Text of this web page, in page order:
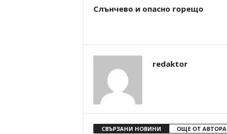
Слънчево и опасно горещо
redaktor
СВЪРЗАНИ НОВИНИ ОЩЕ ОТ АВТОРА